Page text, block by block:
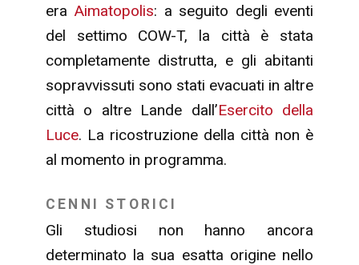
era Aimatopolis: a seguito degli eventi
del settimo COW-T, la città è stata
completamente distrutta, e gli abitanti
sopravvissuti sono stati evacuati in altre
città o altre Lande dall’Esercito della
Luce. La ricostruzione della città non è
al momento in programma.
CENNI STORICI
Gli studiosi non hanno ancora
determinato la sua esatta origine nello